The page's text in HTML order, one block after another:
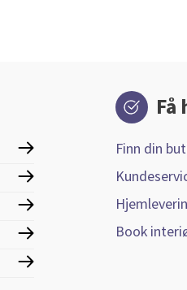
Få
Finn din
Book